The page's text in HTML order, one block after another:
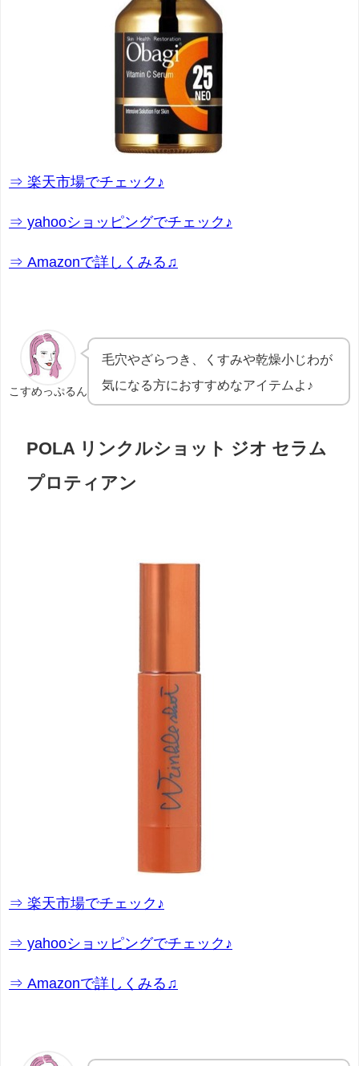
⇒ 楽天市場でチェック♪
⇒ yahooショッピングでチェック♪
⇒ Amazonで詳しくみる♫
こすめっぷるん
毛穴やざらつき、くすみや乾燥小じわが
気になる方におすすめなアイテムよ ♪
POLA リンクルショット ジオ セラム
プロティアン
⇒ 楽天市場でチェック♪
⇒ yahooショッピングでチェック♪
⇒ Amazonで詳しくみる♫